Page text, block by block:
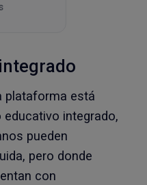
plataforma está
educativo integrado,
pueden
pero donde
con